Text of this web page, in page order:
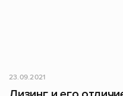
23.09.2021